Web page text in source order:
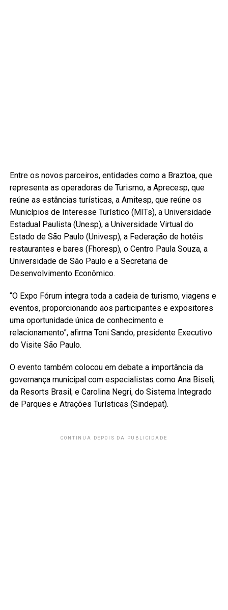
Entre os novos parceiros, entidades como a Braztoa, que
representa as operadoras de Turismo, a Aprecesp, que
reúne as estâncias turísticas, a Amitesp, que reúne os
Municípios de Interesse Turístico (MITs), a Universidade
Estadual Paulista (Unesp), a Universidade Virtual do
Estado de São Paulo (Univesp), a Federação de hotéis
restaurantes e bares (Fhoresp), o Centro Paula Souza, a
Universidade de São Paulo e a Secretaria de
Desenvolvimento Econômico.
“O Expo Fórum integra toda a cadeia de turismo, viagens e
eventos, proporcionando aos participantes e expositores
uma oportunidade única de conhecimento e
relacionamento”, afirma Toni Sando, presidente Executivo
do Visite São Paulo.
O evento também colocou em debate a importância da
governança municipal com especialistas como Ana Biseli,
da Resorts Brasil; e Carolina Negri, do Sistema Integrado
de Parques e Atrações Turísticas (Sindepat).
CONTINUA DEPOIS DA PUBLICIDADE